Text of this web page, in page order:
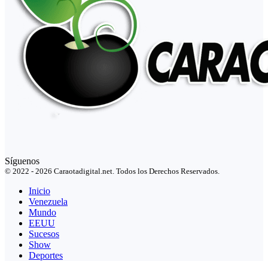
Síguenos
© 2022 - 2026 Caraotadigital.net. Todos los Derechos Reservados.
Inicio
Venezuela
Mundo
EEUU
Sucesos
Show
Deportes